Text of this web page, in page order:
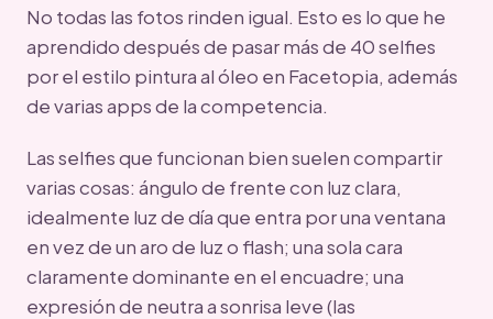
No todas las fotos rinden igual. Esto es lo que he
aprendido después de pasar más de 40 selfies
por el estilo pintura al óleo en Facetopia, además
de varias apps de la competencia.
Las selfies que funcionan bien suelen compartir
varias cosas: ángulo de frente con luz clara,
idealmente luz de día que entra por una ventana
en vez de un aro de luz o flash; una sola cara
claramente dominante en el encuadre; una
expresión de neutra a sonrisa leve (las